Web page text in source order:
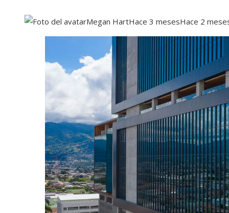
Megan HartHace 3 mesesHace 2